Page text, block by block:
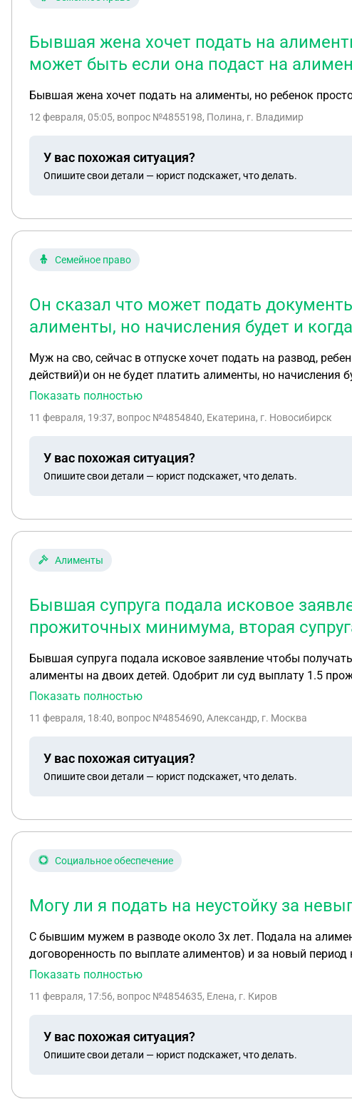
Бывшая жена хочет подать на
может быть если она подаст на
Бывшая жена хочет подать на алименты, но ребенок
12 февраля, 05:05, вопрос №4855198, Полина, г. Владимир
У вас похожая ситуация?
Опишите свои детали — юрист подскажет, что делать.
Семейное право
Он сказал что может подать
алименты, но начисления будет и
Муж на сво, сейчас в отпуске хочет подать на развод,
действий)и он не будет платить алименты, но начисления
Показать полностью
11 февраля, 19:37, вопрос №4854840, Екатерина, г. Новосибирск
У вас похожая ситуация?
Опишите свои детали — юрист подскажет, что делать.
Алименты
Бывшая супруга подала исковое
прожиточных минимума, вторая
Бывшая супруга подала исковое заявление чтобы
алименты на двоих детей. Одобрит ли суд выплату 1.5
Показать полностью
11 февраля, 18:40, вопрос №4854690, Александр, г. Москва
У вас похожая ситуация?
Опишите свои детали — юрист подскажет, что делать.
Социальное обеспечение
Могу ли я подать на неустойку за
С бывшим мужем в разводе около 3х лет. Подала на
договоренность по выплате алиментов) и за новый
недавно ушел на сво. Приставы подали запрос по его
Показать полностью
11 февраля, 17:56, вопрос №4854635, Елена, г. Киров
У вас похожая ситуация?
Опишите свои детали — юрист подскажет, что делать.